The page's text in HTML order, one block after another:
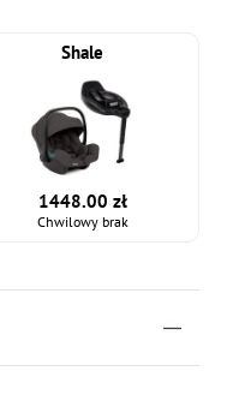
Shale
1448.00 zł
Chwilowy brak